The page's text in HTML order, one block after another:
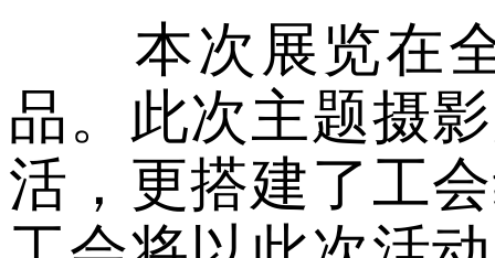
本次展览在全
品。此次主题摄
活，更搭建了工